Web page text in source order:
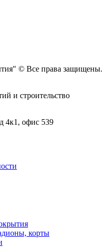
© Все права защищены.
и строительство
4к1, офис 539
корты